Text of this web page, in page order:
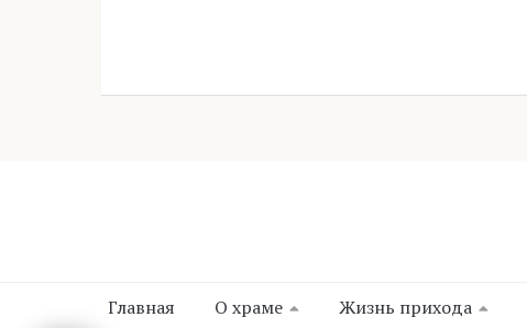
Главная О храме Жизнь прихода